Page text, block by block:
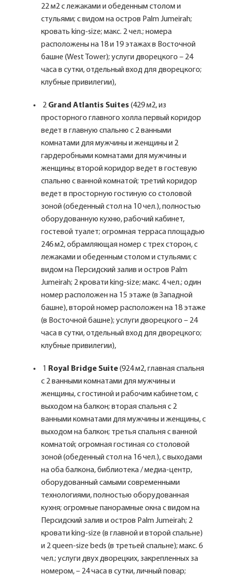
22 м2 с лежаками и обеденным столом и
стульями; с видом на остров Palm Jumeirah;
кровать king-size; макс. 2 чел.; номера
расположены на 18 и 19 этажах в Восточной
башне (West Tower); услуги дворецкого – 24
часа в сутки, отдельный вход для дворецкого;
клубные привилегии),
2 Grand Atlantis Suites (429 м2, из
просторного главного холла первый коридор
ведет в главную спальню с 2 ванными
комнатами для мужчины и женщины и 2
гардеробными комнатами для мужчины и
женщины; второй коридор ведет в гостевую
спальню с ванной комнатой; третий коридор
ведет в просторную гостиную со столовой
зоной (обеденный стол на 10 чел.), полностью
оборудованную кухню, рабочий кабинет,
гостевой туалет; огромная терраса площадью
246 м2, обрамляющая номер с трех сторон, с
лежаками и обеденным столом и стульями; с
видом на Персидский залив и остров Palm
Jumeirah; 2 кровати king-size; макс. 4 чел.; один
номер расположен на 15 этаже (в Западной
башне), второй номер расположен на 18 этаже
(в Восточной башне); услуги дворецкого – 24
часа в сутки, отдельный вход для дворецкого;
клубные привилегии),
1 Royal Bridge Suite(924 м2, главная спальня
с 2 ванными комнатами для мужчины и
женщины, с гостиной и рабочим кабинетом, с
выходом на балкон; вторая спальня с 2
ванными комнатами для мужчины и женщины, с
выходом на балкон; третья спальня с ванной
комнатой; огромная гостиная со столовой
зоной (обеденный стол на 16 чел.), с выходами
на оба балкона, библиотека / медиа-центр,
оборудованный самыми современными
технологиями, полностью оборудованная
кухня; огромные панорамные окна с видом на
Персидский залив и остров Palm Jumeirah; 2
кровати king-size (в главной и второй спальне)
и 2 queen-size beds (в третьей спальне); макс. 6
чел.; услуги двух дворецких, закрепленных за
номером, – 24 часа в сутки, личный повар;